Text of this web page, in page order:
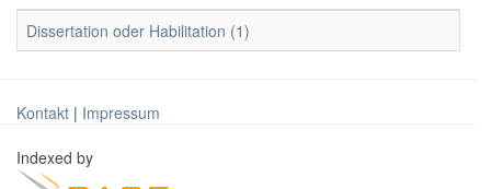
Dissertation oder Habilitation (1)
Kontakt | Impressum
Indexed by